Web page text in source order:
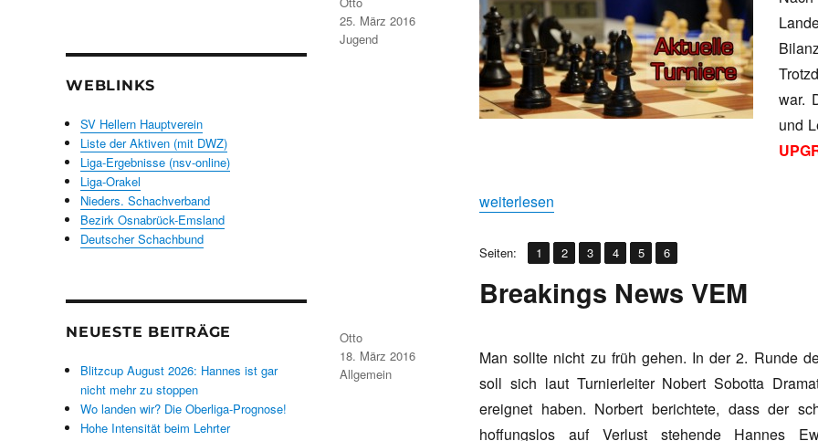
war.
und
„JLEM Rotenburg: Abschlussbericht mit Rating-
weiterlesen
Seiten: Seite
1 ,Seite
2 ,Seite
3 ,
Seite
4 ,Seite
5 ,Seite
6
Veröffentlicht
am
25. März 2016
Kategorien
Jugend
Breakings News VEM
Man sollte nicht zu früh gehen. In der 2. Runde
soll sich laut Turnierleiter Nobert Sobotta
ereignet haben. Norbert berichtete, dass der
hoffungslos auf Verlust stehende Hannes
Autor
Otto
Veröffentlicht
am
18. März 2016
Kategorien
Allgemein
WEBLINKS
SV Hellern Hauptverein
Liste der Aktiven (mit DWZ)
Liga-Ergebnisse (nsv-online)
Liga-Orakel
Nieders. Schachverband
Bezirk Osnabrück-Emsland
Deutscher Schachbund
NEUESTE BEITRÄGE
Blitzcup August 2026: Hannes ist gar
nicht mehr zu stoppen
Wo landen wir? Die Oberliga-Prognose!
Hohe Intensität beim Lehrter